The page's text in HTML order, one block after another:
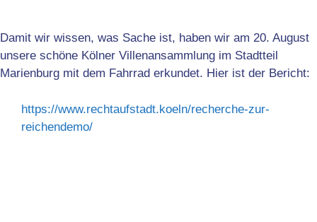
Damit wir wissen, was Sache ist, haben wir am 20. August
unsere schöne Kölner Villenansammlung im Stadtteil
Marienburg mit dem Fahrrad erkundet. Hier ist der Bericht:
https://www.rechtaufstadt.koeln/recherche-zur-
reichendemo/